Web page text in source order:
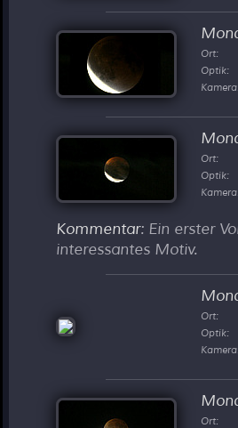
Ort:
Optik:
Ort:
Optik:
Kommentar: Ein erster
interessantes Motiv.
Ort:
Optik:
Ort: